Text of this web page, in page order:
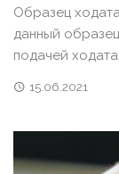
Образец
данный
подачей
15.06.2021